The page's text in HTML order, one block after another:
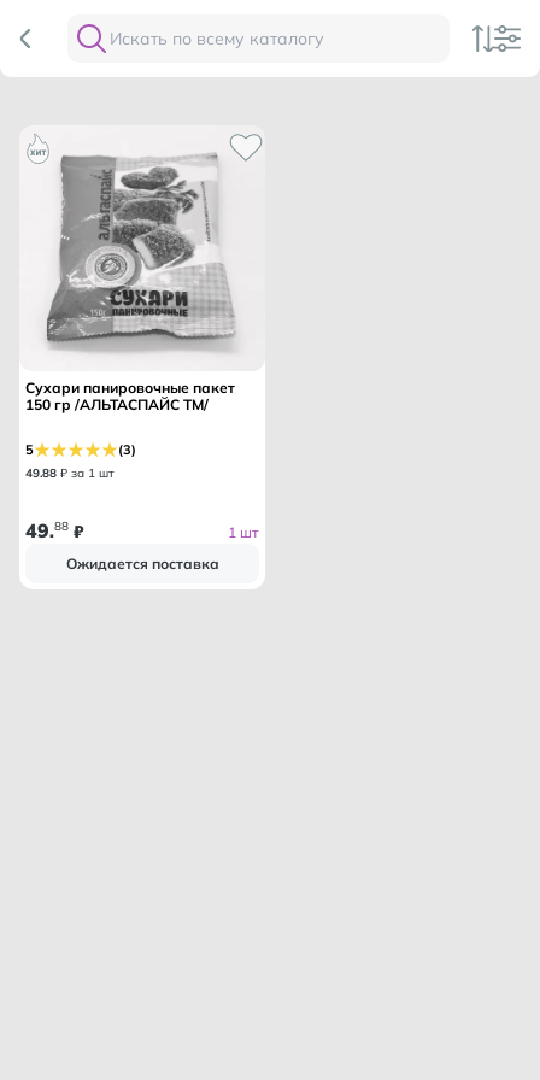
Сухари панировочные пакет
150 гр /АЛЬТАСПАЙС ТМ/
5 (3)
49.88 ₽ за 1 шт
49.88 ₽
1 шт
Ожидается поставка